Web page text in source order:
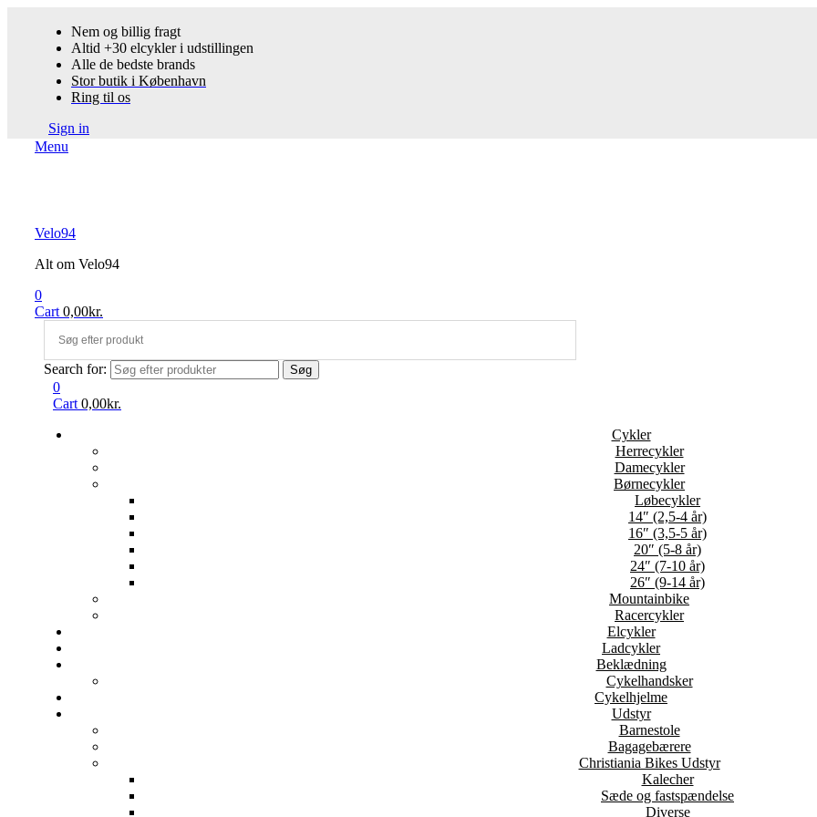
Nem og billig fragt
Altid +30 elcykler i udstillingen
Alle de bedste brands
Stor butik i København
Ring til os
Sign in
Menu
Velo94
Alt om Velo94
0
Cart 0,00kr.
Search for: Søg
0
Cart 0,00kr.
Cykler
Herrecykler
Damecykler
Børnecykler
Løbecykler
14″ (2,5-4 år)
16″ (3,5-5 år)
20″ (5-8 år)
24″ (7-10 år)
26″ (9-14 år)
Mountainbike
Racercykler
Elcykler
Ladcykler
Beklædning
Cykelhandsker
Cykelhjelme
Udstyr
Barnestole
Bagagebærere
Christiania Bikes Udstyr
Kalecher
Sæde og fastspændelse
Diverse